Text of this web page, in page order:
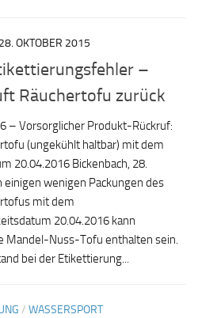
28. OKTOBER 2015
–
Räuchertofu zurück
– Vorsorglicher Produkt-Rückruf:
(ungekühlt haltbar) mit dem
20.04.2016 Bickenbach, 28.
einigen wenigen Packungen des
mit dem
20.04.2016 kann
Mandel-Nuss-Tofu enthalten sein.
bei der Etikettierung...
/ WASSERSPORT